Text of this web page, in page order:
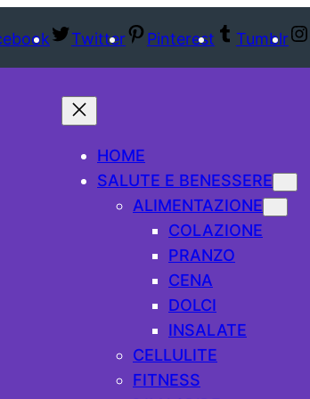
Twitter Pinterest Tumblr
HOME
SALUTE E BENESSERE
ALIMENTAZIONE
COLAZIONE
PRANZO
CENA
DOLCI
INSALATE
CELLULITE
FITNESS